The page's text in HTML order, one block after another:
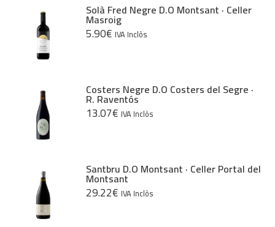
Solà Fred Negre D.O Montsant · Celler
Masroig
5.90€ IVA Inclòs
Costers Negre D.O Costers del Segre ·
R. Raventós
13.07€ IVA Inclòs
Santbru D.O Montsant · Celler Portal del
Montsant
29.22€ IVA Inclòs